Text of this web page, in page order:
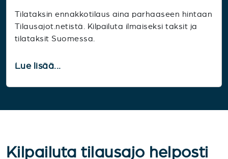
Tilataksin ennakkotilaus aina parhaaseen hintaan
Tilausajot.netistä. Kilpailuta ilmaiseksi taksit ja
tilataksit Suomessa.
Lue lisää...
Kilpailuta tilausajo helposti